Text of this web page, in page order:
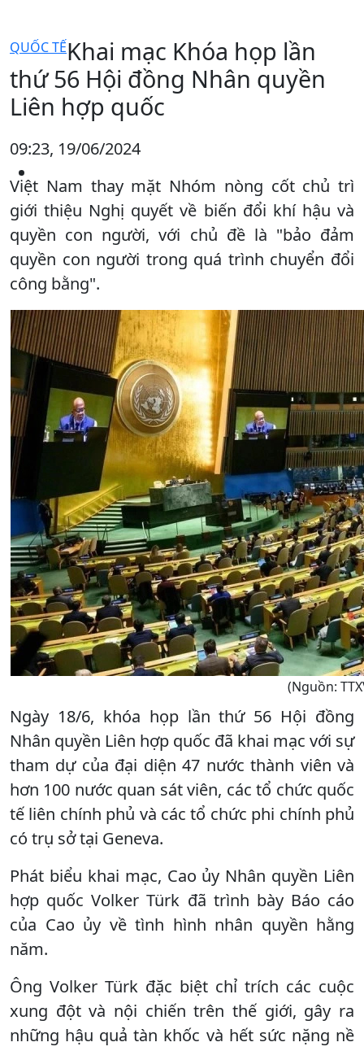
QUỐC TẾKhai mạc Khóa họp lần
thứ 56 Hội đồng Nhân quyền
Liên hợp quốc
09:23, 19/06/2024
Việt Nam thay mặt Nhóm nòng cốt chủ trì
giới thiệu Nghị quyết về biến đổi khí hậu và
quyền con người, với chủ đề là "bảo đảm
quyền con người trong quá trình chuyển đổi
công bằng".
(Nguồn:
Ngày 18/6, khóa họp lần thứ 56 Hội đồng
Nhân quyền Liên hợp quốc đã khai mạc với sự
tham dự của đại diện 47 nước thành viên và
hơn 100 nước quan sát viên, các tổ chức quốc
tế liên chính phủ và các tổ chức phi chính phủ
có trụ sở tại Geneva.
Phát biểu khai mạc, Cao ủy Nhân quyền Liên
hợp quốc Volker Türk đã trình bày Báo cáo
của Cao ủy về tình hình nhân quyền hằng
năm.
Ông Volker Türk đặc biệt chỉ trích các cuộc
xung đột và nội chiến trên thế giới, gây ra
những hậu quả tàn khốc và hết sức nặng nề